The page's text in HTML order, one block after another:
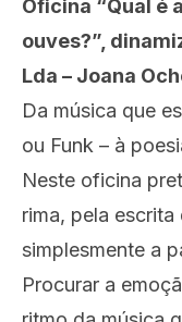
Oficina “Qual é
ouves?”,
Lda – Joana
Da música que
ou Funk – à
Neste oficina
rima, pela
simplesmente a
Procurar a